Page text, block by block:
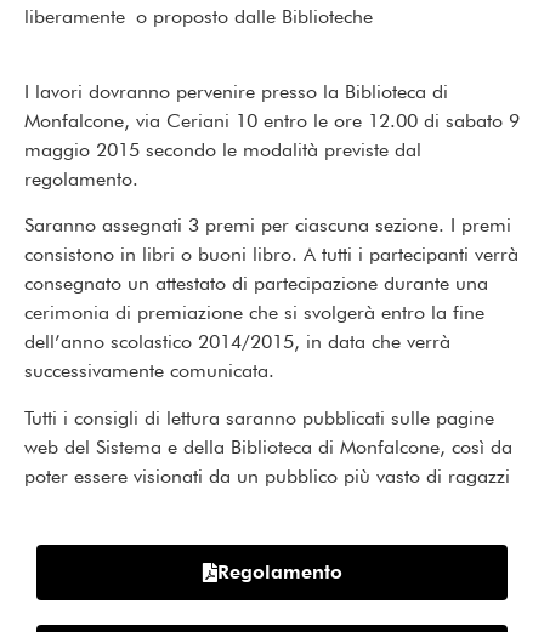
liberamente o proposto dalle Biblioteche
I lavori dovranno pervenire presso la Biblioteca di
Monfalcone, via Ceriani 10 entro le ore 12.00 di sabato 9
maggio 2015 secondo le modalità previste dal
regolamento.
Saranno assegnati 3 premi per ciascuna sezione. I premi
consistono in libri o buoni libro. A tutti i partecipanti verrà
consegnato un attestato di partecipazione durante una
cerimonia di premiazione che si svolgerà entro la fine
dell’anno scolastico 2014/2015, in data che verrà
successivamente comunicata.
Tutti i consigli di lettura saranno pubblicati sulle pagine
web del Sistema e della Biblioteca di Monfalcone, così da
poter essere visionati da un pubblico più vasto di ragazzi
Regolamento